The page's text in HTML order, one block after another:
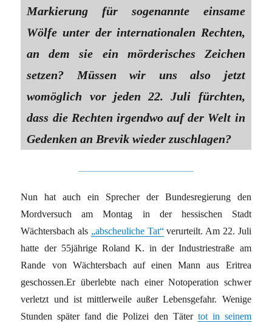
Markierung für sogenannte einsame
Wölfe unter der internationalen Rechten,
an dem sie ein mörderisches Zeichen
setzen? Müssen wir uns also jetzt
womöglich vor jeden 22. Juli fürchten,
dass die Rechten irgendwo auf der Welt in
Gedenken an Brevik wieder zuschlagen?
Nun hat auch ein Sprecher der Bundesregierung den
Mordversuch am Montag in der hessischen Stadt
Wächtersbach als „abscheuliche Tat“verurteilt. Am 22. Juli
hatte der 55jährige Roland K. in der Industriestraße am
Rande von Wächtersbach auf einen Mann aus Eritrea
geschossen.Er überlebte nach einer Notoperation schwer
verletzt und ist mittlerweile außer Lebensgefahr. Wenige
Stunden später fand die Polizei den Täter tot in seinem